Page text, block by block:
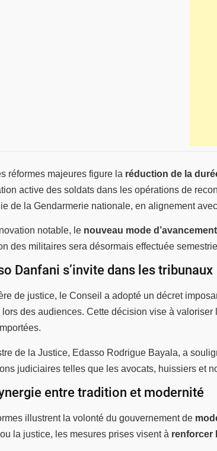
réformes majeures figure la réduction de la
active des soldats dans les opérations de
de la Gendarmerie nationale, en alignement
notable, le nouveau mode
des militaires sera désormais effectuée
Danfani s’invite dans les tribunaux
de justice, le Conseil a adopté un décret
lors des audiences. Cette décision vise à valoriser
de la Justice, Edasso Rodrigue Bayala, a
judiciaires telles que les avocats, huissiers et
entre tradition et modernité
illustrent la volonté du gouvernement de
ou la justice, les mesures prises visent à renforcer